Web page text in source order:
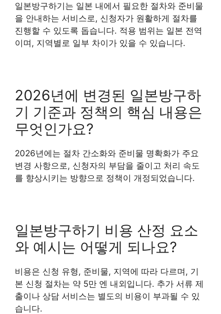
일본방구하기는 일본 내에서 필요한 절차와 준비물
을 안내하는 서비스로, 신청자가 원활하게 절차를
진행할 수 있도록 돕습니다. 적용 범위는 일본 전역
이며, 지역별로 일부 차이가 있을 수 있습니다.
2026년에 변경된 일본방구하
기 기준과 정책의 핵심 내용은
무엇인가요?
2026년에는 절차 간소화와 준비물 명확화가 주요
변경 사항으로, 신청자의 부담을 줄이고 처리 속도
를 향상시키는 방향으로 정책이 개정되었습니다.
일본방구하기 비용 산정 요소
와 예시는 어떻게 되나요?
비용은 신청 유형, 준비물, 지역에 따라 다르며, 기
본 신청 절차는 약 5만 엔 내외입니다. 추가 서류 제
출이나 상담 서비스는 별도의 비용이 부과될 수 있
습니다.